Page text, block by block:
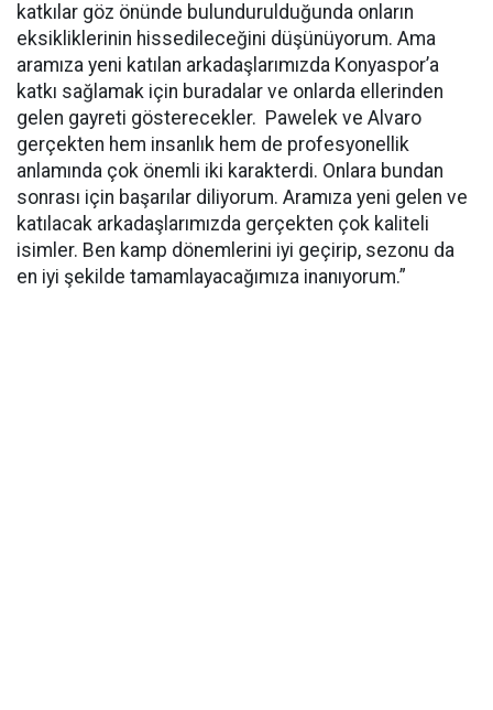
katkılar göz önünde bulundurulduğunda onların
eksikliklerinin hissedileceğini düşünüyorum. Ama
aramıza yeni katılan arkadaşlarımızda Konyaspor’a
katkı sağlamak için buradalar ve onlarda ellerinden
gelen gayreti gösterecekler. Pawelek ve Alvaro
gerçekten hem insanlık hem de profesyonellik
anlamında çok önemli iki karakterdi. Onlara bundan
sonrası için başarılar diliyorum. Aramıza yeni gelen ve
katılacak arkadaşlarımızda gerçekten çok kaliteli
isimler. Ben kamp dönemlerini iyi geçirip, sezonu da
en iyi şekilde tamamlayacağımıza inanıyorum.”